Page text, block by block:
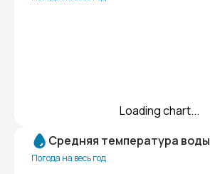
Loading chart...
Средняя температура воды
Погода на весь год